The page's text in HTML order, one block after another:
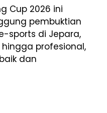
Cup 2026 ini
pembuktian
sports di Jepara,
profesional,
dan